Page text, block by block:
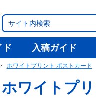
ド 入稿ガイド
ホワイトプリント ポストカード
ホワイトプ